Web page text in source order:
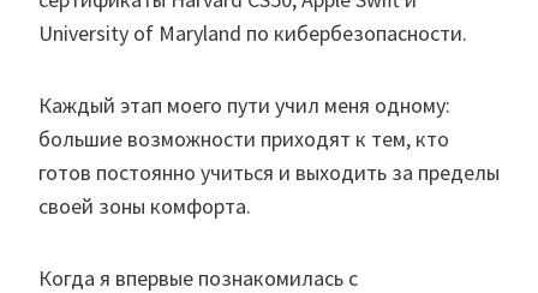
University of Maryland по кибербезопасности.
Каждый этап моего пути учил меня одному:
большие возможности приходят к тем, кто
готов постоянно учиться и выходить за пределы
своей зоны комфорта.
Когда я впервые познакомилась с